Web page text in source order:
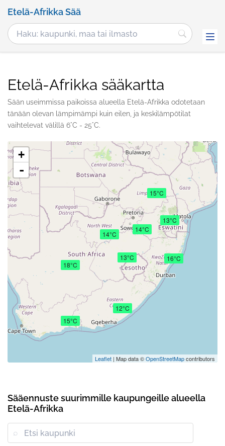
Etelä-Afrikka Sää
Etelä-Afrikka sääkartta
Sään useimmissa paikoissa alueella Etelä-Afrikka odotetaan
tänään olevan lämpimämpi kuin eilen, ja keskilämpötilat
vaihtelevat välillä 6°C - 25°C.
15°C
14°C
16°C
12°C
14°C
13°C
18°C
15°C
13°C
+
-
Leaflet | Map data ©OpenStreetMapcontributors
Sääennuste suurimmille kaupungeille alueella
Etelä-Afrikka